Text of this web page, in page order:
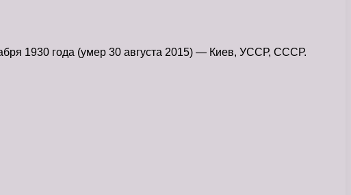
1930 года (умер 30 августа 2015) — Киев, УССР, СССР.